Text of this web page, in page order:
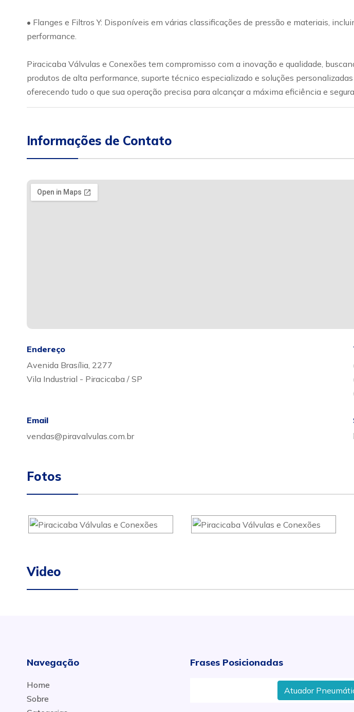
• Flanges e Filtros Y: Disponíveis em várias classificações de pressão e materiais,
performance.
Piracicaba Válvulas e Conexões tem compromisso com a inovação e qualidade,
produtos de alta performance, suporte técnico especializado e soluções
oferecendo tudo o que sua operação precisa para alcançar a máxima eficiência e
Informações de Contato
Endereço
Avenida Brasília, 2277
Vila Industrial - Piracicaba / SP
Email
vendas@piravalvulas.com.br
Fotos
Video
Navegação
Home
Sobre
Frases Posicionadas
Atuador Pneumático